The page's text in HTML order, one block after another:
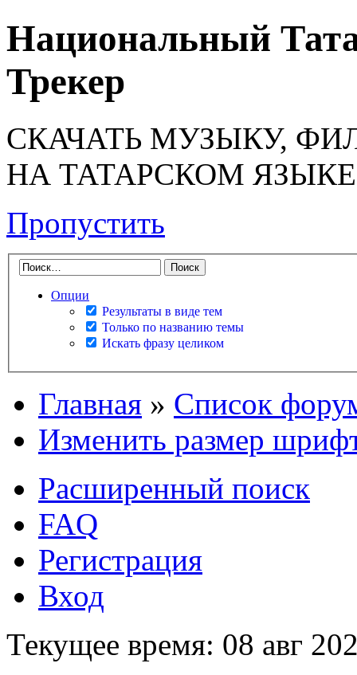
Национальный
Трекер
СКАЧАТЬ МУЗЫКУ,
НА ТАТАРСКОМ ЯЗЫКЕ
Пропустить
Опции
Результаты в виде тем
Только по названию темы
Искать фразу целиком
Главная » Список
Изменить размер
Расширенный поиск
FAQ
Регистрация
Вход
Текущее время: 08 авг